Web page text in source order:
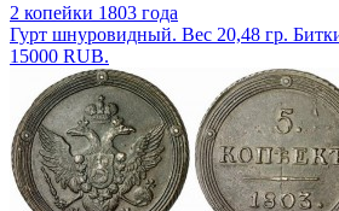
2 копейки 1803 года
Гурт шнуровидный. Вес 20,48 гр.
15000 RUB.